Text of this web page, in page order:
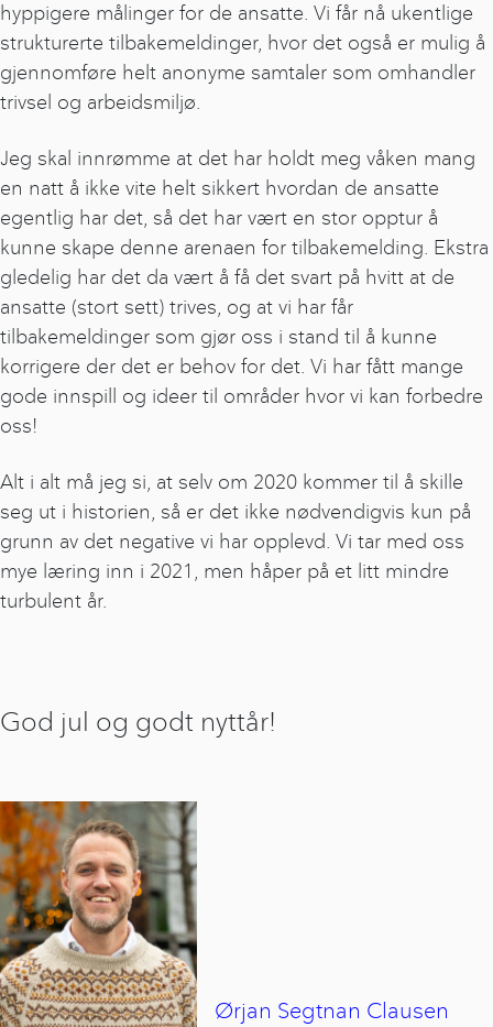
hyppigere målinger for de ansatte. Vi får nå ukentlige
strukturerte tilbakemeldinger, hvor det også er mulig å
gjennomføre helt anonyme samtaler som omhandler
trivsel og arbeidsmiljø.
Jeg skal innrømme at det har holdt meg våken mang
en natt å ikke vite helt sikkert hvordan de ansatte
egentlig har det, så det har vært en stor opptur å
kunne skape denne arenaen for tilbakemelding. Ekstra
gledelig har det da vært å få det svart på hvitt at de
ansatte (stort sett) trives, og at vi har får
tilbakemeldinger som gjør oss i stand til å kunne
korrigere der det er behov for det. Vi har fått mange
gode innspill og ideer til områder hvor vi kan forbedre
oss!
Alt i alt må jeg si, at selv om 2020 kommer til å skille
seg ut i historien, så er det ikke nødvendigvis kun på
grunn av det negative vi har opplevd. Vi tar med oss
mye læring inn i 2021, men håper på et litt mindre
turbulent år.
God jul og godt nyttår!
Ørjan Segtnan Clausen